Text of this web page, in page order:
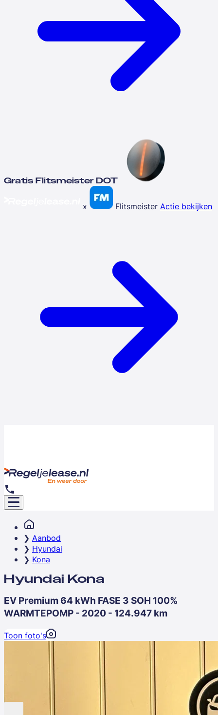
Gratis Flitsmeister DOT
x Flitsmeister Actie bekijken
Aanbod
Hyundai
Kona
Hyundai Kona
EV Premium 64 kWh FASE 3 SOH 100%
WARMTEPOMP - 2020 - 124.947 km
Toon foto's